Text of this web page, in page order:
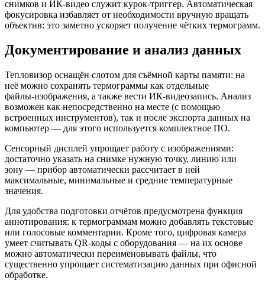
снимков и ИК‑видео служит курок‑триггер. Автоматическая
фокусировка избавляет от необходимости вручную вращать
объектив: это заметно ускоряет получение чётких термограмм.
Документирование и анализ данных
Тепловизор оснащён слотом для съёмной карты памяти: на
неё можно сохранять термограммы как отдельные
файлы‑изображения, а также вести ИК‑видеозапись. Анализ
возможен как непосредственно на месте (с помощью
встроенных инструментов), так и после экспорта данных на
компьютер — для этого используется комплектное ПО.
Сенсорный дисплей упрощает работу с изображениями:
достаточно указать на снимке нужную точку, линию или
зону — прибор автоматически рассчитает в ней
максимальные, минимальные и средние температурные
значения.
Для удобства подготовки отчётов предусмотрена функция
аннотирования: к термограммам можно добавлять текстовые
или голосовые комментарии. Кроме того, цифровая камера
умеет считывать QR‑коды с оборудования — на их основе
можно автоматически переименовывать файлы, что
существенно упрощает систематизацию данных при офисной
обработке.